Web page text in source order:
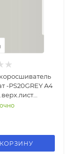
-PS20GREY A4
0.12/0.16